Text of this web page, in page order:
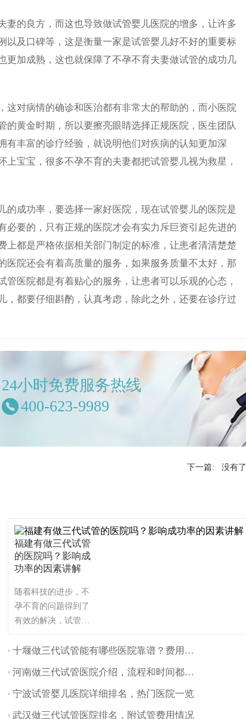
的良方，而这也导致做试管婴儿医院的增多，让许多
以及口碑等，这是衡量一家是试管婴儿好不好的重要标
更加成熟，这也就保障了不孕不育夫妻做试管的成功几
对病情的确诊和医治都有非常大的帮助的，而小医院
黄金时期，所以要擦亮眼睛选择正规医院，医生团队
有丰富的诊疗经验，就说明他们对疾病的认知更加深
宝宝，很多不孕不育的夫妻都把试管婴儿视为救星，
成功率，要选择一家好医院，现在试管婴儿的医院是
要的，只有正规的医院才会有实力斥巨资引起先进的
上都是严格依据相关部门制定的标准，让患者清清楚楚
院还会有着高质量的服务，如果服务质量不太好，那
医院都是有着贴心的服务，让患者可以乐观的心态，
都要仔细斟酌，认真考虑，除此之外，还要在诊疗过
24小时免费服务热线
400-623-9989
下一篇: 没有了
福建有做三代试管
的医院吗？影响成
功率的因素讲解
随着科技的进步，不
孕不育的问题得到了
有效的解决，试管婴
的辅助生殖技术，被
受。那么福建有哪些
比较好的三代试管医
十堰做三代试管能有哪些医院靠谱？费用方面多吗？
河南做三代试管医院介绍，流程和时间都是怎样的
宁波试管婴儿医院详细排名，热门医院一览
武汉做三代试管医院排名，附试管费用情况